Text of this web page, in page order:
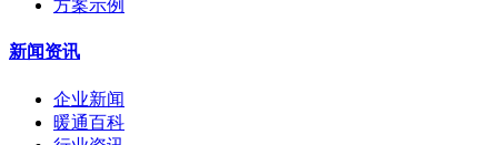
方案示例
新闻资讯
企业新闻
暖通百科